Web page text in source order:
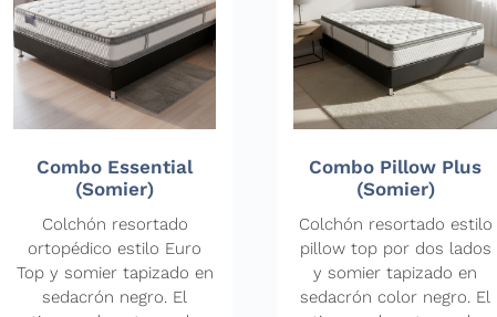
Combo Essential
(Somier)
Colchón resortado
ortopédico estilo Euro
Top y somier tapizado en
sedacrón negro. El
Combo Pillow Plus
(Somier)
Colchón resortado estilo
pillow top por dos lados
y somier tapizado en
sedacrón color negro. El